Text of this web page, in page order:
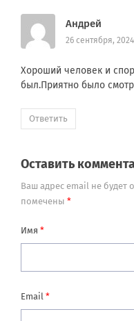
Андрей
26 сентября,
Хороший человек и
был.Приятно было
Ответить
Оставить
Ваш адрес email не будет
помечены *
Имя *
Email *